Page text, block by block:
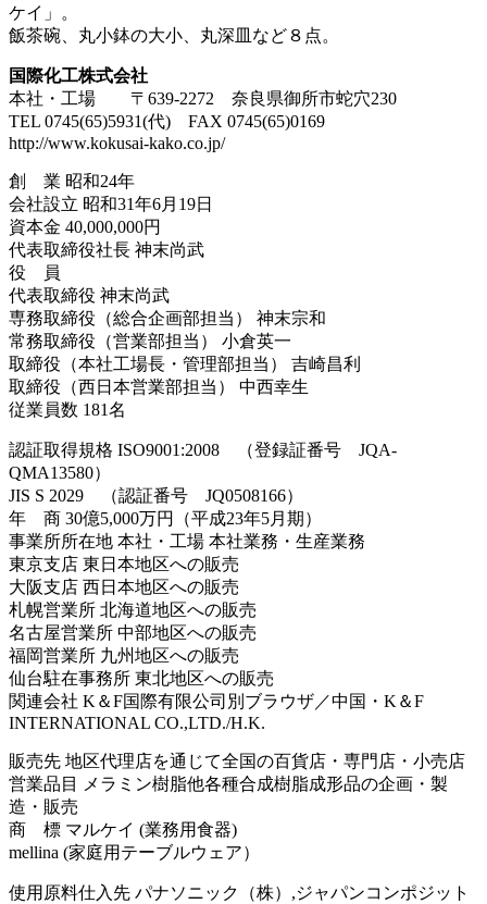
ケイ」。
飯茶碗、丸小鉢の大小、丸深皿など８点。
国際化工株式会社
本社・工場 〒639-2272 奈良県御所市蛇穴230
TEL 0745(65)5931(代) FAX 0745(65)0169
http://www.kokusai-kako.co.jp/
創 業 昭和24年
会社設立 昭和31年6月19日
資本金 40,000,000円
代表取締役社長 神末尚武
役 員
代表取締役 神末尚武
専務取締役（総合企画部担当） 神末宗和
常務取締役（営業部担当） 小倉英一
取締役（本社工場長・管理部担当） 吉崎昌利
取締役（西日本営業部担当） 中西幸生
従業員数 181名
認証取得規格 ISO9001:2008 （登録証番号 JQA-
QMA13580）
JIS S 2029 （認証番号 JQ0508166）
年 商 30億5,000万円（平成23年5月期）
事業所所在地 本社・工場 本社業務・生産業務
東京支店 東日本地区への販売
大阪支店 西日本地区への販売
札幌営業所 北海道地区への販売
名古屋営業所 中部地区への販売
福岡営業所 九州地区への販売
仙台駐在事務所 東北地区への販売
関連会社 K＆F国際有限公司別ブラウザ／中国・K＆F
INTERNATIONAL CO.,LTD./H.K.
販売先 地区代理店を通じて全国の百貨店・専門店・小売店
営業品目 メラミン樹脂他各種合成樹脂成形品の企画・製
造・販売
商 標 マルケイ (業務用食器)
mellina (家庭用テーブルウェア）
使用原料仕入先 パナソニック（株）,ジャパンコンポジット